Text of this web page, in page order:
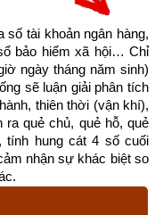
này sang điểm khác,
dùng chiếc kính hứng
nhất định và giữ
gian thì lửa bốc lên
ngạc trước thử nghiệm
của nó. Một lúc sau,
này cũng giống
làm của chúng ta: Để
cả sức lực cho đến khi
số tài khoản ngân hàng,
bảo hiểm xã hội… Chỉ
ngày tháng năm sinh)
sẽ luận giải phân tích
thiên thời (vận khí),
ra quẻ chủ, quẻ hỗ, quẻ
tính hung cát 4 số cuối
nhận sự khác biệt so